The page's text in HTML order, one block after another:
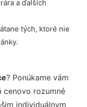
a ďalších
tých, ktoré nie
? Ponúkame vám
cenovo rozumné
individuálnym